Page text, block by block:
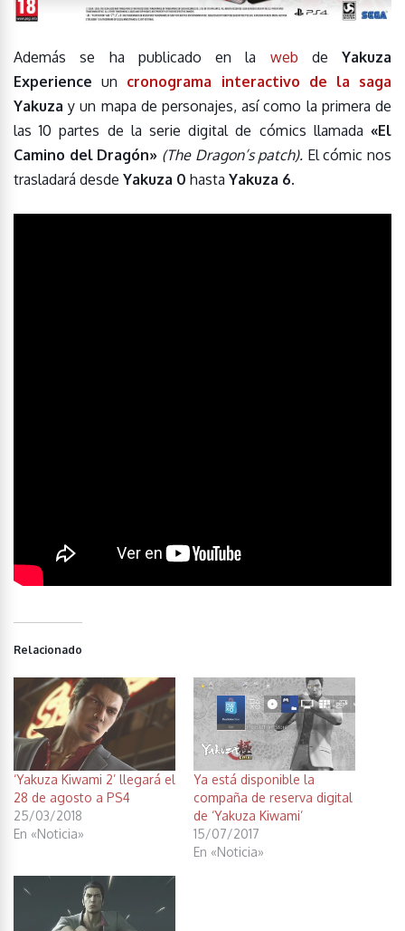
Además se ha publicado en la web de Yakuza
Experience un cronograma interactivo de la saga
Yakuza y un mapa de personajes, así como la primera de
las 10 partes de la serie digital de cómics llamada «El
Camino del Dragón» (The Dragon’s patch). El cómic nos
trasladará desde Yakuza 0 hasta Yakuza 6.
Relacionado
‘Yakuza Kiwami 2’ llegará el
28 de agosto a PS4
25/03/2018
En «Noticia»
Ya está disponible la
compaña de reserva digital
de ‘Yakuza Kiwami’
15/07/2017
En «Noticia»